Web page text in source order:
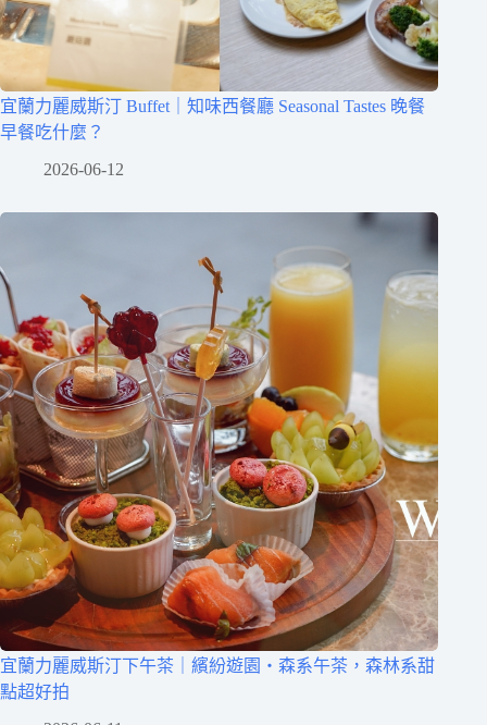
宜蘭力麗威斯汀 Buffet｜知味西餐廳 Seasonal Tastes 晚餐
早餐吃什麼？
2026-06-12
宜蘭力麗威斯汀下午茶｜繽紛遊園・森系午茶，森林系甜
點超好拍